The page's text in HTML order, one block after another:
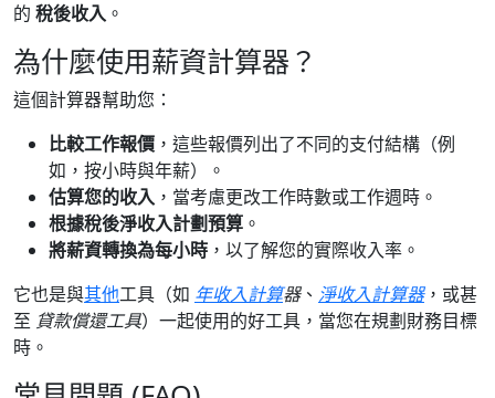
的 稅後收入 。
為什麼使用薪資計算器？
這個計算器幫助您：
比較工作報價 ，這些報價列出了不同的支付結構（例
如，按小時與年薪）。
估算您的收入 ，當考慮更改工作時數或工作週時。
根據稅後淨收入計劃預算 。
將薪資轉換為每小時 ，以了解您的實際收入率。
它也是與其他工具（如 年收入計算器、 淨收入計算器，或甚
至 貸款償還工具）一起使用的好工具，當您在規劃財務目標
時。